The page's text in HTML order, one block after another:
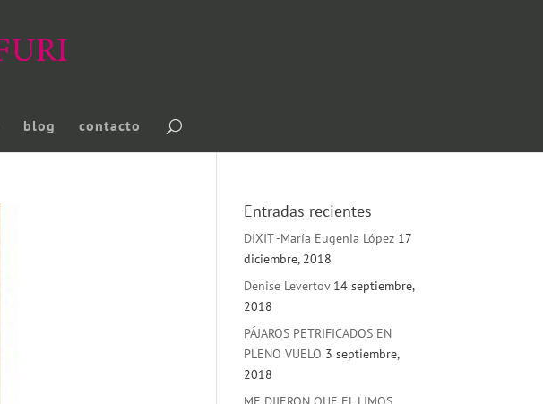
blog contacto
Entradas recientes
DIXIT -María Eugenia López 17
diciembre, 2018
Denise Levertov 14 septiembre,
2018
PÁJAROS PETRIFICADOS EN
PLENO VUELO 3 septiembre,
2018